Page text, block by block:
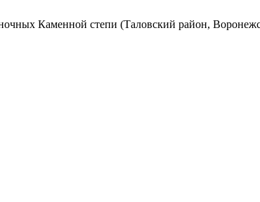
Каменной степи (Таловский район,